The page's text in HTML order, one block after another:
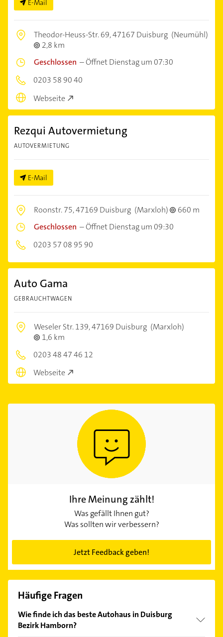
E-Mail
Theodor-Heuss-Str. 69,47167 Duisburg (Neumühl)
2,8 km
Geschlossen –Öffnet Dienstag um 07:30
0203 58 90 40
Webseite
Rezqui Autovermietung
AUTOVERMIETUNG
E-Mail
Roonstr. 75,47169 Duisburg (Marxloh)
660 m
Geschlossen –Öffnet Dienstag um 09:30
0203 57 08 95 90
Auto Gama
GEBRAUCHTWAGEN
Weseler Str. 139,47169 Duisburg (Marxloh)
1,6 km
0203 48 47 46 12
Webseite
Ihre Meinung zählt!
Was gefällt Ihnen gut?
Was sollten wir verbessern?
Jetzt Feedback geben!
Häufige Fragen
Wie finde ich das beste Autohaus in Duisburg
Bezirk Hamborn?